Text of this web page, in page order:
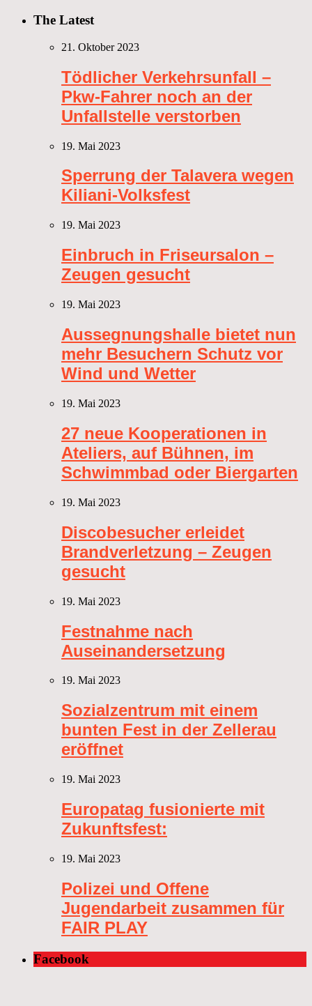
The Latest
21. Oktober 2023
Tödlicher Verkehrsunfall –
Pkw-Fahrer noch an der
Unfallstelle verstorben
19. Mai 2023
Sperrung der Talavera wegen
Kiliani-Volksfest
19. Mai 2023
Einbruch in Friseursalon –
Zeugen gesucht
19. Mai 2023
Aussegnungshalle bietet nun
mehr Besuchern Schutz vor
Wind und Wetter
19. Mai 2023
27 neue Kooperationen in
Ateliers, auf Bühnen, im
Schwimmbad oder Biergarten
19. Mai 2023
Discobesucher erleidet
Brandverletzung – Zeugen
gesucht
19. Mai 2023
Festnahme nach
Auseinandersetzung
19. Mai 2023
Sozialzentrum mit einem
bunten Fest in der Zellerau
eröffnet
19. Mai 2023
Europatag fusionierte mit
Zukunftsfest:
19. Mai 2023
Polizei und Offene
Jugendarbeit zusammen für
FAIR PLAY
Facebook